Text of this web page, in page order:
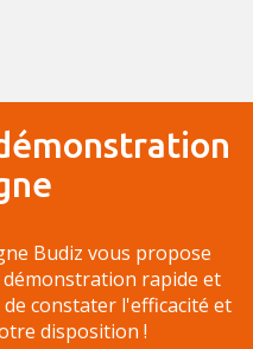
Budiz vous propose
rapide et
constater l'efficacité et
disposition !